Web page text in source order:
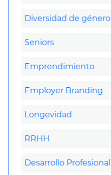
Diversidad de género
Seniors
Emprendimiento
Employer Branding
Longevidad
RRHH
Desarrollo Profesional